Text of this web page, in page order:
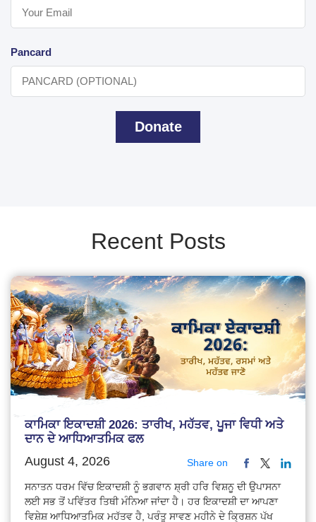
Pancard
Donate
Recent Posts
ਕਾਮਿਕਾ ਇਕਾਦਸ਼ੀ 2026: ਤਾਰੀਖ, ਮਹੱਤਵ, ਪੂਜਾ ਵਿਧੀ ਅਤੇ
ਦਾਨ ਦੇ ਆਧਿਆਤਮਿਕ ਫਲ
August 4, 2026 Share on
ਸਨਾਤਨ ਧਰਮ ਵਿੱਚ ਇਕਾਦਸ਼ੀ ਨੂੰ ਭਗਵਾਨ ਸ਼੍ਰੀ ਹਰਿ ਵਿਸ਼ਨੂ ਦੀ ਉਪਾਸਨਾ
ਲਈ ਸਭ ਤੋਂ ਪਵਿੱਤਰ ਤਿਥੀ ਮੰਨਿਆ ਜਾਂਦਾ ਹੈ। ਹਰ ਇਕਾਦਸ਼ੀ ਦਾ ਆਪਣਾ
ਵਿਸ਼ੇਸ਼ ਆਧਿਆਤਮਿਕ ਮਹੱਤਵ ਹੈ, ਪਰੰਤੂ ਸਾਵਣ ਮਹੀਨੇ ਦੇ ਕ੍ਰਿਸ਼ਨ ਪੱਖ